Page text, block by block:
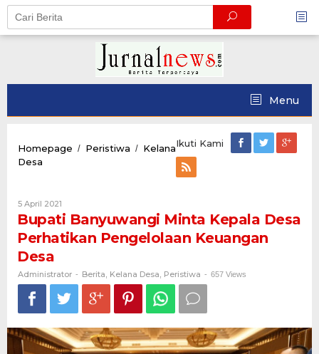
Skip
content
Menu
Homepage / Peristiwa / Kelana
Desa
Kepala
Desa
Perhatikan
Pengelolaan
Desa
Ikuti Kami
5 April 2021
Administrator
Bupati Banyuwangi Minta Kepala Desa
Perhatikan Pengelolaan Keuangan
Desa
Administrator - Berita, Kelana Desa, Peristiwa - 657 Views